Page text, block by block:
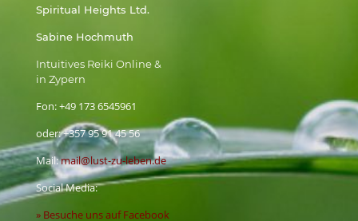
Spiritual Heights Ltd.
Sabine Hochmuth
Intuitives Reiki Online &
in Zypern
Fon:+49 173 6545961
oder:+357 95 91 45 56
Mail:mail@lust-zu-leben.de
Social Media:
» Besuche uns auf Facebook